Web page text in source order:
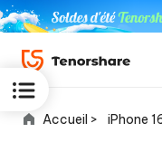
Accueil > iPhone